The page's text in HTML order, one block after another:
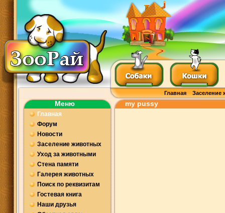
Главная Заселение
Меню
Главная
Форум
Новости
Заселение животных
Уход за животными
Стена памяти
Галерея животных
Поиск по реквизитам
Гостевая книга
Наши друзья
my pussy